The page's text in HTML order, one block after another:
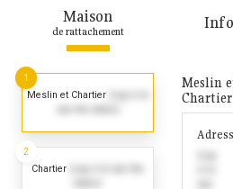
Maison
de rattachement
Meslin et Chartier
1
Chartier
2
Meslin
Chartier